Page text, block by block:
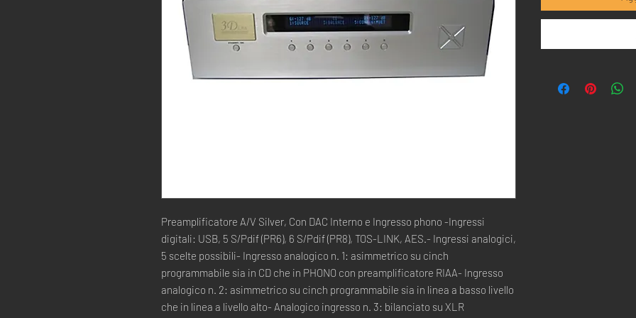
Preamplificatore A/V Silver, Con DAC Interno e Ingresso phono -Ingressi
digitali: USB, 5 S/Pdif (PR6), 6 S/Pdif (PR8), TOS-LINK, AES.- Ingressi analogici,
5 scelte possibili- Ingresso analogico n. 1: asimmetrico su cinch
programmabile sia in CD che in PHONO con preamplificatore RIAA- Ingresso
analogico n. 2: asimmetrico su cinch programmabile sia in linea a basso livello
che in linea a livello alto- Analogico ingresso n. 3: bilanciato su XLR